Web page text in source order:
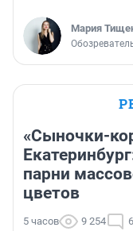
Мария
«Сыночки-
парни
цветов
5 часов 9 254